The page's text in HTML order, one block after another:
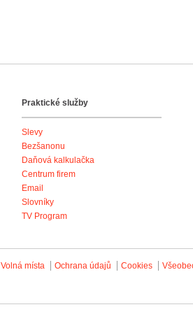
Praktické služby
Slevy
Bezšanonu
Daňová kalkulačka
Centrum firem
Email
Slovníky
TV Program
Volná místa Ochrana údajů Cookies